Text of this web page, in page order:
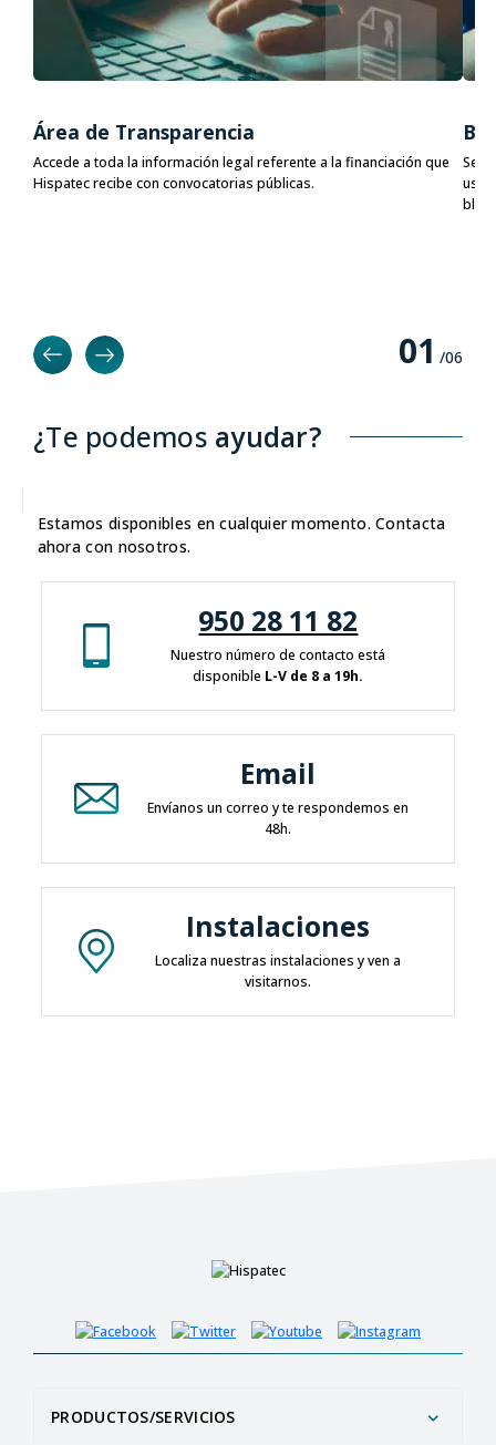
Área de Transparencia
Accede a toda la información legal referente a la financiación que
Hispatec recibe con convocatorias públicas.
01 /06
¿Te podemos ayudar?
Estamos disponibles en cualquier momento. Contacta
ahora con nosotros.
950 28 11 82
Nuestro número de contacto está
disponible L-V de 8 a 19h.
Email
Envíanos un correo y te respondemos en
48h.
Instalaciones
Localiza nuestras instalaciones y ven a
visitarnos.
PRODUCTOS/SERVICIOS